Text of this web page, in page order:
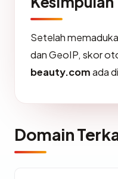
Setelah
dan GeoIP, skor
beauty.comada di
Domain